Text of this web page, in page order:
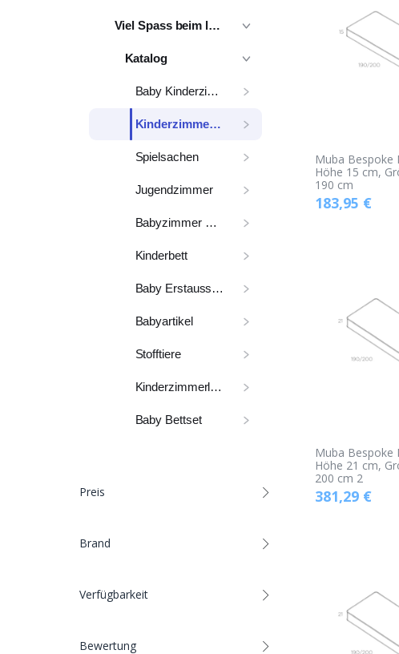
Viel Spass beim lesen
Katalog
Baby Kinderzimmer
Kinderzimmer komplett
Spielsachen
Jugendzimmer
Babyzimmer Möbel
Kinderbett
Baby Erstausstattung
Babyartikel
Stofftiere
Kinderzimmerlampe
Baby Bettset
Preis
Brand
Verfügbarkeit
Bewertung
Muba Bespoke
Höhe 15 cm,
190 cm
183,95 €
Muba Bespoke
Höhe 21 cm,
200 cm 2
381,29€